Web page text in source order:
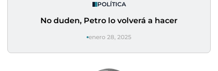
POLÍTICA
No duden, Petro lo volverá a hacer
enero 28, 2025